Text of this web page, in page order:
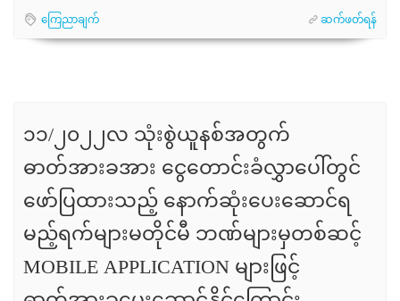
ကြေညာချက် ဆက်ဖတ်ရန်
၁၁/၂၀၂၂လ သုံးစွဲယူနစ်အတွက်
ဓာတ်အားခအား ငွေတောင်းခံလွှာပေါ်တွင်
ဖော်ပြထားသည့် နောက်ဆုံးပေးဆောင်ရ
မည့်ရက်များမတိုင်မီ ဘဏ်များမှတစ်ဆင့်
MOBILE APPLICATION များဖြင့်